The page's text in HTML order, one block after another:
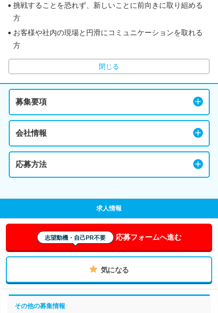
挑戦することを恐れず、新しいことに前向きに取り組める
方
お客様や社内の現場と円滑にコミュニケーションを取れる
方
閉じる
募集要項
会社情報
応募方法
求人情報
志望動機・自己PR不要 応募フォームへ進む
気になる
その他の募集情報